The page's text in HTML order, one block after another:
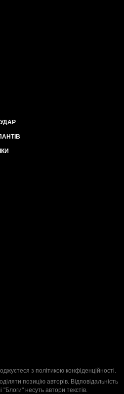
з політикою конфіденційності.
позицію авторів. Відповідальність
"Блоги" несуть автори текстів.